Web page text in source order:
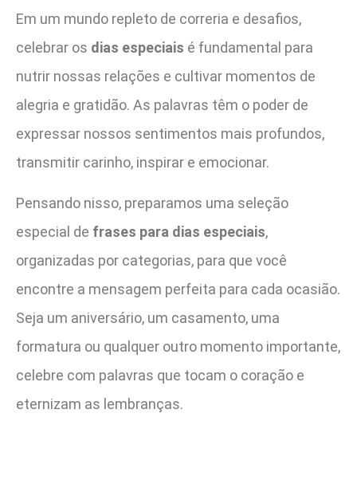
Em um mundo repleto de correria e desafios,
celebrar os dias especiais é fundamental para
nutrir nossas relações e cultivar momentos de
alegria e gratidão. As palavras têm o poder de
expressar nossos sentimentos mais profundos,
transmitir carinho, inspirar e emocionar.
Pensando nisso, preparamos uma seleção
especial de frases para dias especiais,
organizadas por categorias, para que você
encontre a mensagem perfeita para cada ocasião.
Seja um aniversário, um casamento, uma
formatura ou qualquer outro momento importante,
celebre com palavras que tocam o coração e
eternizam as lembranças.